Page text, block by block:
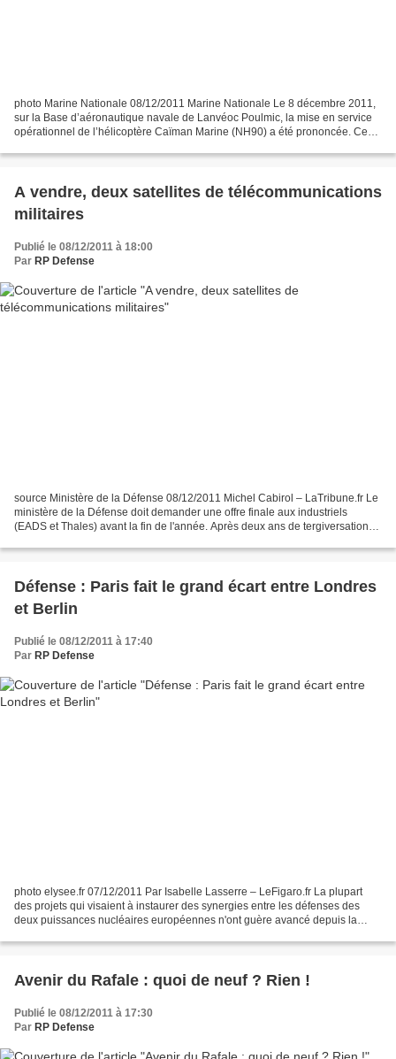
photo Marine Nationale 08/12/2011 Marine Nationale Le 8 décembre 2011,
sur la Base d’aéronautique navale de Lanvéoc Poulmic, la mise en service
opérationnel de l’hélicoptère Caïman Marine (NH90) a été prononcée. Ce
A vendre, deux satellites de télécommunications
militaires
Publié le 08/12/2011 à 18:00
Par RP Defense
source Ministère de la Défense 08/12/2011 Michel Cabirol – LaTribune.fr Le
ministère de la Défense doit demander une offre finale aux industriels
(EADS et Thales) avant la fin de l'année. Après deux ans de tergiversations,
Défense : Paris fait le grand écart entre Londres
et Berlin
Publié le 08/12/2011 à 17:40
Par RP Defense
photo elysee.fr 07/12/2011 Par Isabelle Lasserre – LeFigaro.fr La plupart
des projets qui visaient à instaurer des synergies entre les défenses des
deux puissances nucléaires européennes n'ont guère avancé depuis la
Avenir du Rafale : quoi de neuf ? Rien !
Publié le 08/12/2011 à 17:30
Par RP Defense